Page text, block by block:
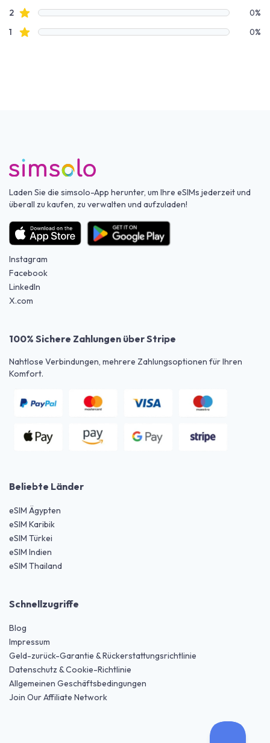
2Sterne Bewertungen
0%
1 Sterne Bewertungen 0%
Laden Sie die simsolo-App herunter, um Ihre eSIMs jederzeit und
überall zu kaufen, zu verwalten und aufzuladen!
Instagram
Facebook
LinkedIn
X.com
100% Sichere Zahlungen über Stripe
Nahtlose Verbindungen, mehrere Zahlungsoptionen für Ihren
Komfort.
Beliebte Länder
eSIM Ägypten
eSIM Karibik
eSIM Türkei
eSIM Indien
eSIM Thailand
Schnellzugriffe
Blog
Impressum
Geld-zurück-Garantie & Rückerstattungsrichtlinie
Datenschutz & Cookie-Richtlinie
Allgemeinen Geschäftsbedingungen
Join Our Affiliate Network